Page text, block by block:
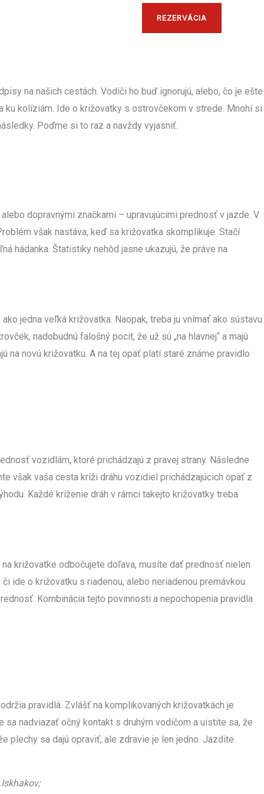
REZERVÁCIA
na našich cestách. Vodiči ho buď ignorujú, alebo, čo je ešte
ku kolíziám. Ide o križovatky s ostrovčekom v strede. Mnohí si
Poďme si to raz a navždy vyjasniť.
dopravnými značkami – upravujúcimi prednosť v jazde. V
však nastáva, keď sa križovatka skomplikuje. Stačí
hádanka. Štatistiky nehôd jasne ukazujú, že práve na
jedna veľká križovatka. Naopak, treba ju vnímať ako sústavu
nadobudnú falošný pocit, že už sú „na hlavnej“ a majú
novú križovatku. A na tej opäť platí staré známe pravidlo
vozidlám, ktoré prichádzajú z pravej strany. Následne
však vaša cesta kríži dráhu vozidiel prichádzajúcich opäť z
Každé kríženie dráh v rámci takejto križovatky treba
križovatke odbočujete doľava, musíte dať prednosť nielen
ide o križovatku s riadenou, alebo neriadenou premávkou.
Kombinácia tejto povinnosti a nepochopenia pravidla
pravidlá. Zvlášť na komplikovaných križovatkách je
nadviazať očný kontakt s druhým vodičom a uistite sa, že
plechy sa dajú opraviť, ale zdravie je len jedno. Jazdite